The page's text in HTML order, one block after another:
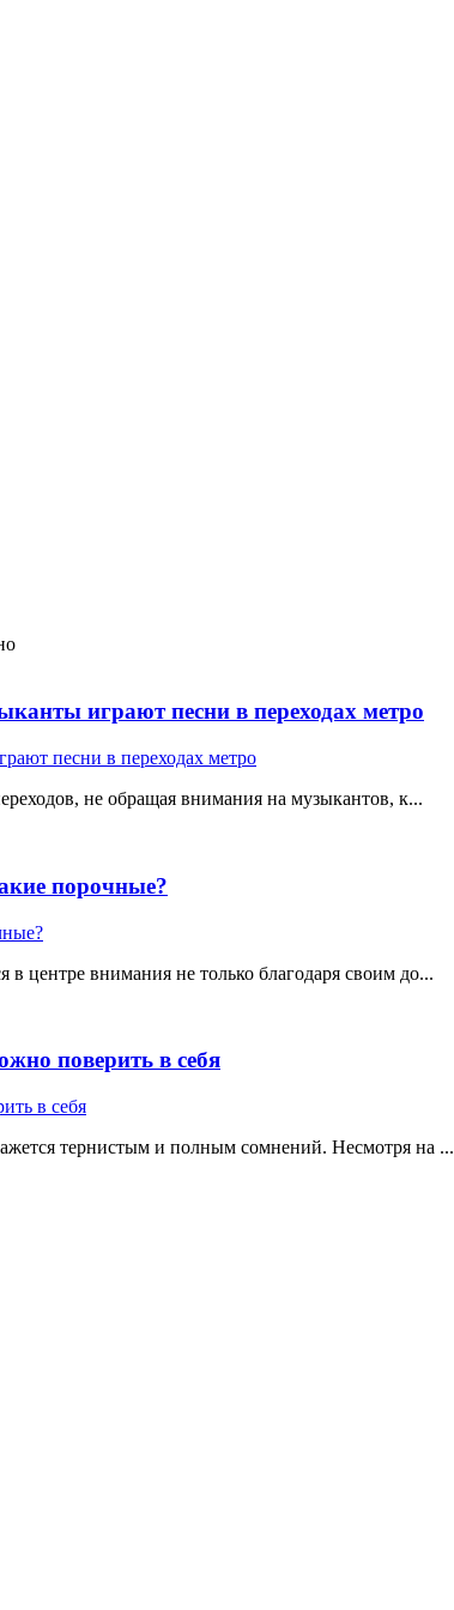
играют песни в переходах метро
не обращая внимания на музыкантов, к...
порочные?
центре внимания не только благодаря своим до...
поверить в себя
тернистым и полным сомнений. Несмотря на ...